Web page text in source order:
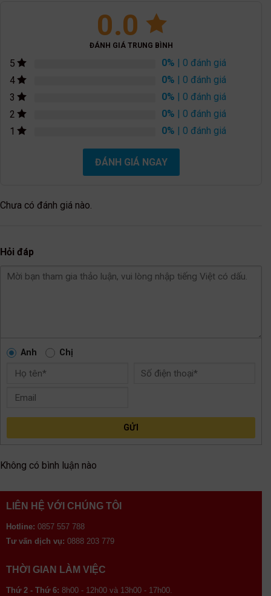
0.0
ĐÁNH GIÁ TRUNG BÌNH
5 0% | 0 đánh giá
4
0% | 0 đánh giá
3
0% | 0 đánh giá
2
0% | 0 đánh giá
1
0% | 0 đánh giá
ĐÁNH GIÁ NGAY
Chưa có đánh giá nào.
Hỏi đáp
Anh Chị
GỬI
Không có bình luận nào
LIÊN HỆ VỚI CHÚNG TÔI
Hotline: 0857 557 788
Tư vấn dịch vụ: 0888 203 779
THỜI GIAN LÀM VIỆC
Thứ 2 - Thứ 6: 8h00 - 12h00 và 13h00 - 17h00.